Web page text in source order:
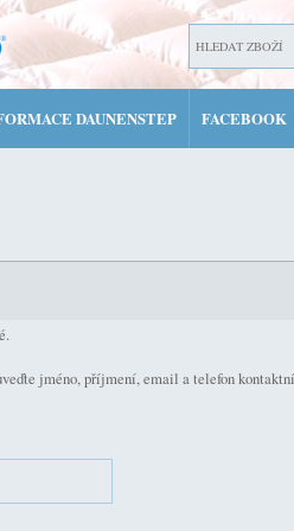
DAUNENSTEP FACEBOOK
jméno, příjmení, email a telefon